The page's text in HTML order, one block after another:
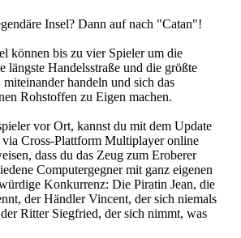
Insel? Dann auf nach "Catan"!
können bis zu vier Spieler um die
längste Handelsstraße und die größte
handeln und sich das
Rohstoffen zu Eigen machen.
vor Ort, kannst du mit dem Update
via Cross-Plattform Multiplayer online
dass du das Zeug zum Eroberer
Computergegner mit ganz eigenen
Konkurrenz: Die Piratin Jean, die
der Händler Vincent, der sich niemals
Ritter Siegfried, der sich nimmt, was